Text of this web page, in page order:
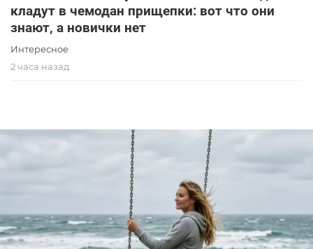
кладут в чемодан прищепки: вот что они
знают, а новички нет
Интересное
2 часа назад